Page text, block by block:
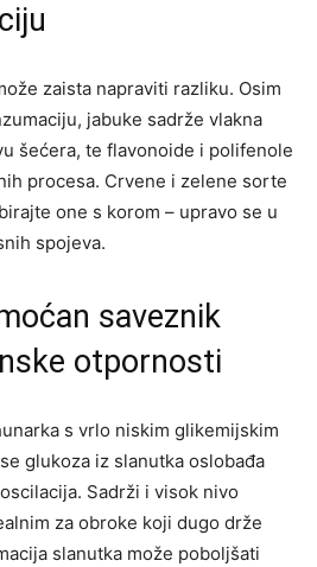
zaista napraviti razliku. Osim
jabuke sadrže vlakna
šećera, te flavonoide i polifenole
procesa. Crvene i zelene sorte
one s korom – upravo se u
spojeva.
saveznik
otpornosti
s vrlo niskim glikemijskim
glukoza iz slanutka oslobađa
Sadrži i visok nivo
za obroke koji dugo drže
slanutka može poboljšati